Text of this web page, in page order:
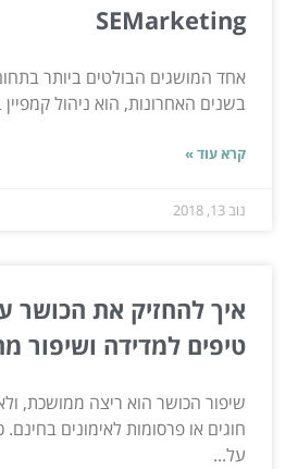
SEMarketing
אחד המושגים הבולטים ביותר
בשנים האחרונות, הוא ניהול קמפיין
קרא עוד »
נוב 13, 2018
איך להחזיק את הכושר
טיפים למדידה ושיפור
שיפור הכושר הוא ריצה ממושכת,
חוגים או פרסומות לאימונים
על...